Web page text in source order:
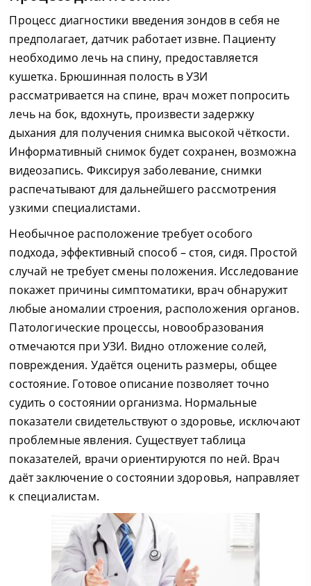
Процесс диагностики введения зондов в себя не
предполагает, датчик работает извне. Пациенту
необходимо лечь на спину, предоставляется
кушетка. Брюшинная полость в УЗИ
рассматривается на спине, врач может попросить
лечь на бок, вдохнуть, произвести задержку
дыхания для получения снимка высокой чёткости.
Информативный снимок будет сохранен, возможна
видеозапись. Фиксируя заболевание, снимки
распечатывают для дальнейшего рассмотрения
узкими специалистами.
Необычное расположение требует особого
подхода, эффективный способ – стоя, сидя. Простой
случай не требует смены положения. Исследование
покажет причины симптоматики, врач обнаружит
любые аномалии строения, расположения органов.
Патологические процессы, новообразования
отмечаются при УЗИ. Видно отложение солей,
повреждения. Удаётся оценить размеры, общее
состояние. Готовое описание позволяет точно
судить о состоянии организма. Нормальные
показатели свидетельствуют о здоровье, исключают
проблемные явления. Существует таблица
показателей, врачи ориентируются по ней. Врач
даёт заключение о состоянии здоровья, направляет
к специалистам.